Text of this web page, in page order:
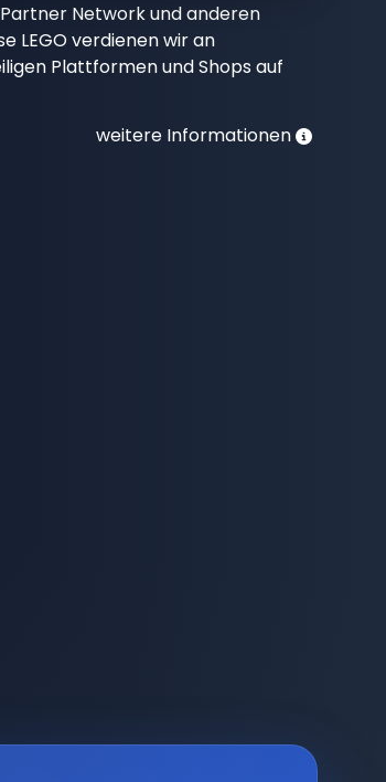
Network und anderen
LEGO verdienen wir an
Plattformen und Shops auf
weitere Informationen